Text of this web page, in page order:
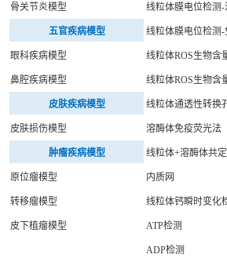
骨关节炎模型 线粒体膜电位检测-
五官疾病模型 线粒体膜电位检测
眼科疾病模型 线粒体ROS生物含
鼻腔疾病模型 线粒体ROS生物含
皮肤疾病模型 线粒体通透性转换
皮肤损伤模型 溶酶体免疫荧光法
肿瘤疾病模型 线粒体+溶酶体共
原位瘤模型 内质网
转移瘤模型 线粒体钙瞬时变化
皮下植瘤模型 ATP检测
ADP检测